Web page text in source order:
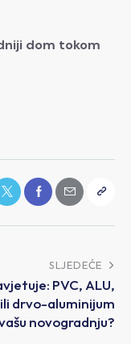
dom tokom
SLJEDEĆE
PVC, ALU,
drvo-aluminijum
novogradnju?